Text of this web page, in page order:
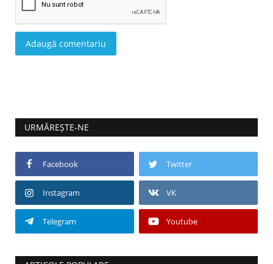
Adaugă comentariu
URMĂREȘTE-NE
Facebook Twitter
Instagram VK
Telegram Youtube